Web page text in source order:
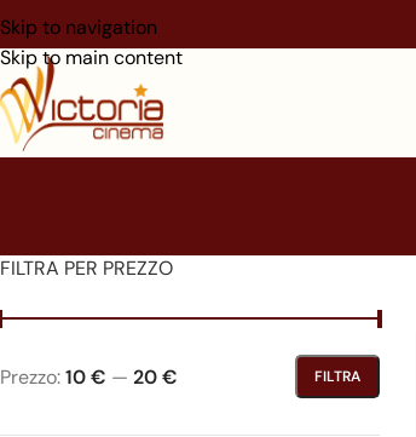
Skip to navigation
Skip to main content
FILTRA PER PREZZO
FILTRA
Prezzo:10 € — 20 €